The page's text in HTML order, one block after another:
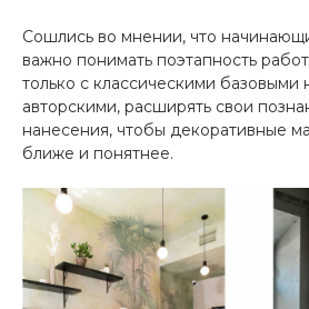
Сошлись во мнении, что
важно понимать поэтапность
только с классическими базовыми
авторскими, расширять свои
нанесения, чтобы декоративные
ближе и понятнее.